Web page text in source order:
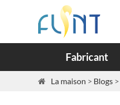
Fabricant
La maison Blogs